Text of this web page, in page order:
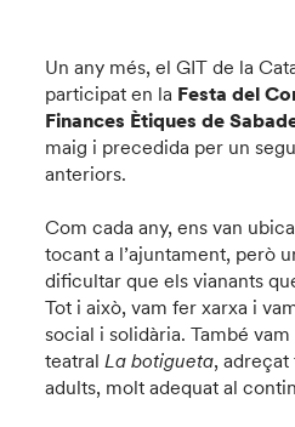
Un any més, el GIT de la
participat en la Festa del
Finances Ètiques de
maig i precedida per un
anteriors.
Com cada any, ens van
tocant a l’ajuntament, però
dificultar que els vianants
Tot i això, vam fer xarxa i
social i solidària. També
teatralLa botigueta, adreçat
adults, molt adequat al